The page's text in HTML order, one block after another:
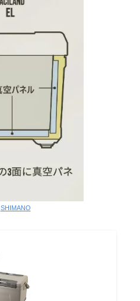
SHIMANO